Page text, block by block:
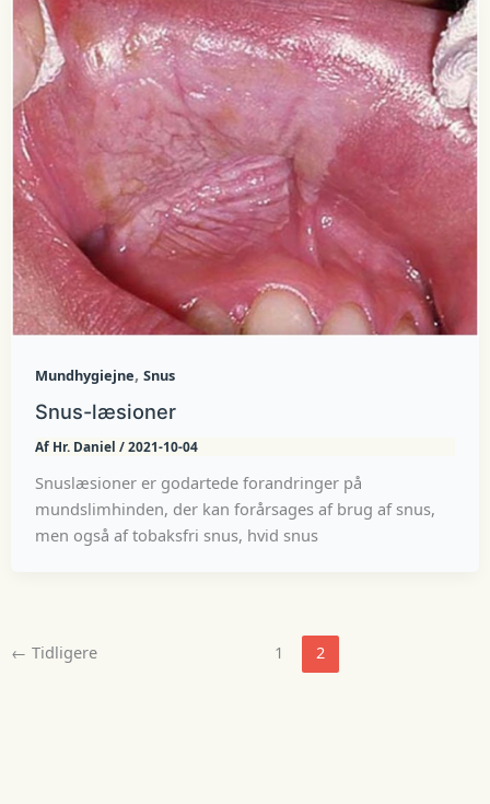
Mundhygiejne, Snus
Snus-læsioner
Af Hr. Daniel /2021-10-04
Snuslæsioner er godartede forandringer på
mundslimhinden, der kan forårsages af brug af snus,
men også af tobaksfri snus, hvid snus
← Tidligere 1 2